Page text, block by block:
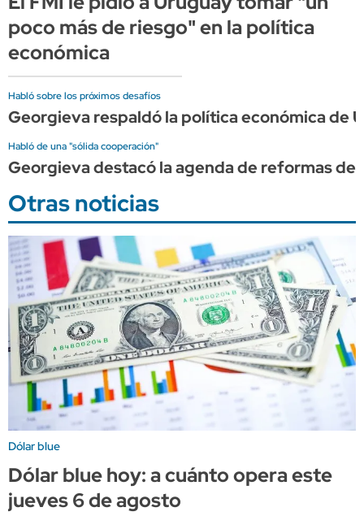
poco más de riesgo" en la política
económica
Habló sobre los próximos desafíos
Georgieva respaldó la política económica de
Habló de una "sólida cooperación"
Georgieva destacó la agenda de reformas
Otras noticias
Dólar blue
Dólar blue hoy: a cuánto opera este
jueves 6 de agosto